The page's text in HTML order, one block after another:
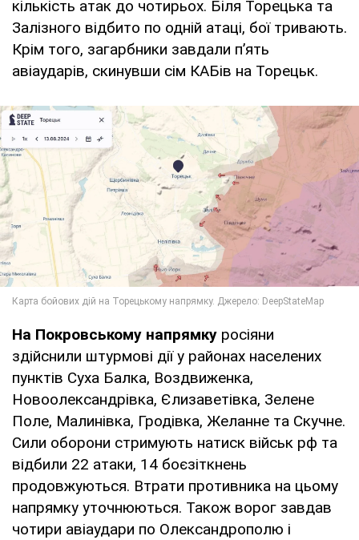
кількість атак до чотирьох. Біля Торецька та
Залізного відбито по одній атаці, бої тривають.
Крім того, загарбники завдали п’ять
авіаударів, скинувши сім КАБів на Торецьк.
На Покровському напрямку росіяни
здійснили штурмові дії у районах населених
пунктів Суха Балка, Воздвиженка,
Новоолександрівка, Єлизаветівка, Зелене
Поле, Малинівка, Гродівка, Желанне та Скучне.
Сили оборони стримують натиск військ рф та
відбили 22 атаки, 14 боєзіткнень
продовжуються. Втрати противника на цьому
напрямку уточнюються. Також ворог завдав
чотири авіаудари по Олександрополю і